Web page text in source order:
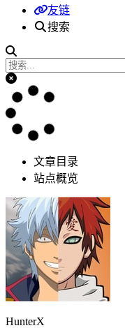
友链
搜索
文章目录
站点概览
HunterX